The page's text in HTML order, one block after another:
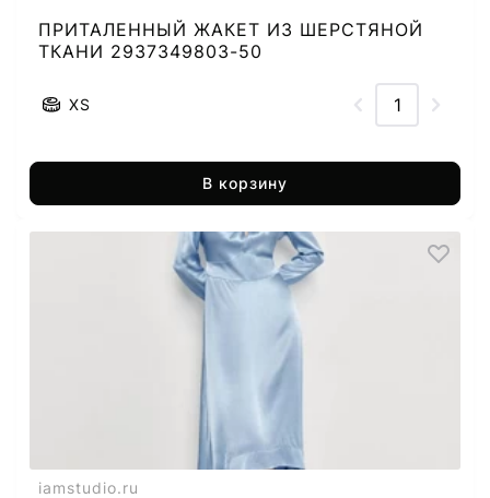
ПРИТАЛЕННЫЙ ЖАКЕТ ИЗ ШЕРСТЯНОЙ
ТКАНИ 2937349803-50
XS
В корзину
iamstudio.ru